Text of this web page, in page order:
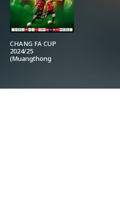
CHANG FA CUP
2024/25
(Muangthong